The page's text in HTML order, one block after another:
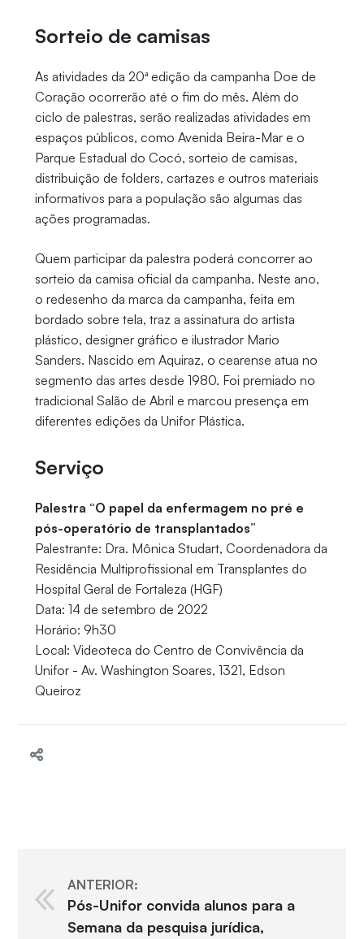
Sorteio de camisas
As atividades da 20ª edição da campanha Doe de
Coração ocorrerão até o fim do mês. Além do
ciclo de palestras, serão realizadas atividades em
espaços públicos, como Avenida Beira-Mar e o
Parque Estadual do Cocó, sorteio de camisas,
distribuição de folders, cartazes e outros materiais
informativos para a população são algumas das
ações programadas.
Quem participar da palestra poderá concorrer ao
sorteio da camisa oficial da campanha. Neste ano,
o redesenho da marca da campanha, feita em
bordado sobre tela, traz a assinatura do artista
plástico, designer gráfico e ilustrador Mario
Sanders. Nascido em Aquiraz, o cearense atua no
segmento das artes desde 1980. Foi premiado no
tradicional Salão de Abril e marcou presença em
diferentes edições da Unifor Plástica.
Serviço
Palestra “O papel da enfermagem no pré e
pós-operatório de transplantados”
Palestrante: Dra. Mônica Studart, Coordenadora da
Residência Multiprofissional em Transplantes do
Hospital Geral de Fortaleza (HGF)
Data: 14 de setembro de 2022
Horário: 9h30
Local: Videoteca do Centro de Convivência da
Unifor - Av. Washington Soares, 1321, Edson
Queiroz
ANTERIOR:
Pós-Unifor convida alunos para a
Semana da pesquisa jurídica,